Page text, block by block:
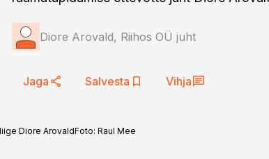
Diore Arovald, Riihos OÜ juht
Jaga Salvesta Vihja
Diore ArovaldFoto: Raul Mee